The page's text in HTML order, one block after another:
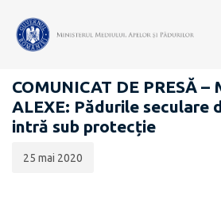
COMUNICATE DE PRESĂ
COMUNICAT DE PRESĂ
ALEXE: Pădurile seculare
intră sub protecție
publicării:
25 mai 2020